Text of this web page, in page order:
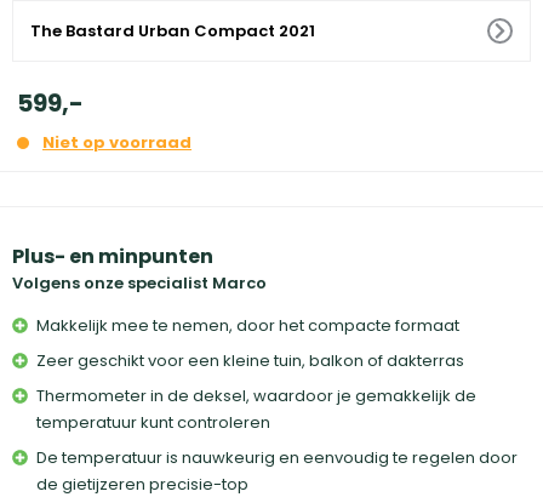
The Bastard Urban Compact 2021
599,-
Niet op voorraad
Plus- en minpunten
Volgens onze specialist Marco
Makkelijk mee te nemen, door het compacte formaat
Zeer geschikt voor een kleine tuin, balkon of dakterras
Thermometer in de deksel, waardoor je gemakkelijk de
temperatuur kunt controleren
De temperatuur is nauwkeurig en eenvoudig te regelen door
de gietijzeren precisie-top